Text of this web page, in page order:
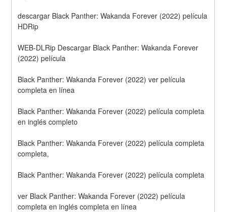
descargar Black Panther: Wakanda Forever (2022) película
HDRip
WEB-DLRip Descargar Black Panther: Wakanda Forever
(2022) película
Black Panther: Wakanda Forever (2022) ver película
completa en línea
Black Panther: Wakanda Forever (2022) película completa
en inglés completo
Black Panther: Wakanda Forever (2022) película completa
completa,
Black Panther: Wakanda Forever (2022) película completa
ver Black Panther: Wakanda Forever (2022) película
completa en inglés completa en línea